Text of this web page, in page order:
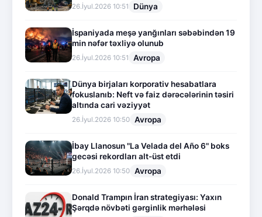
26.İyul.2026 10:51 Dünya
İspaniyada meşə yanğınları səbəbindən 19
min nəfər təxliyə olunub
26.İyul.2026 10:51 Avropa
Dünya birjaları korporativ hesabatlara
fokuslanıb: Neft və faiz dərəcələrinin təsiri
altında cari vəziyyət
26.İyul.2026 10:50 Avropa
İbay Llanosun "La Velada del Año 6" boks
gecəsi rekordları alt-üst etdi
26.İyul.2026 10:50 Avropa
Donald Trampın İran strategiyası: Yaxın
Şərqdə növbəti gərginlik mərhələsi